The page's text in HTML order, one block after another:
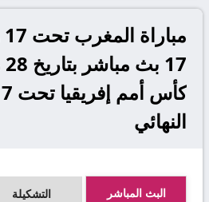
النهائي
البث المباشر التشكيلة